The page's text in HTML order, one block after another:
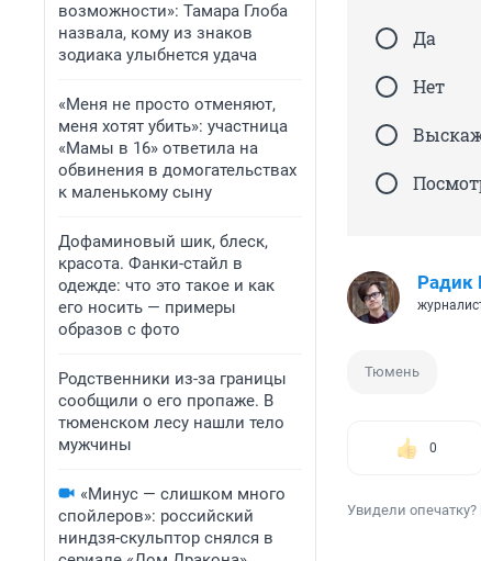
возможности»: Тамара Глоба
назвала, кому из знаков
зодиака улыбнется удача
«Меня не просто отменяют,
меня хотят убить»: участница
«Мамы в 16» ответила на
обвинения в домогательствах
к маленькому сыну
Дофаминовый шик, блеск,
красота. Фанки-стайл в
одежде: что это такое и как
его носить — примеры
образов с фото
Родственники из-за границы
сообщили о его пропаже. В
тюменском лесу нашли тело
мужчины
«Минус — слишком много
спойлеров»: российский
ниндзя-скульптор снялся в
Да
Нет
Радик
Тюмень
0
Увидели